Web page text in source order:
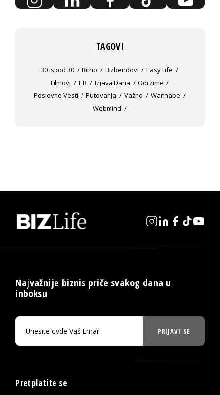
TAGOVI
30 Ispod 30 Bitno Bizbendovi
Easy Life
Filmovi
HR Izjava Dana
Odrzime
Poslovne Vesti
Putovanja Važno
Wannabe
Webmind
Najvažnije biznis priče svakog dana u
inboksu
PRIJAVI SE
Pretplatite se